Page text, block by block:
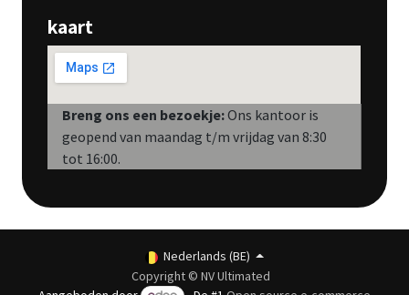
kaart
Breng ons een bezoekje:Ons kantoor is
geopend van maandag t/m vrijdag van 8:30
tot 16:00.
Copyright © NV Ultimated
Nederlands (BE)